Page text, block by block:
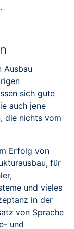
Ausbau
sich gute
auch jene
die nichts vom
Erfolg von
für
und vieles
in der
von Sprache
und